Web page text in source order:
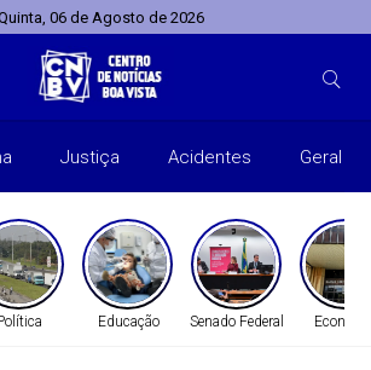
06 de Agosto de 2026
Justiça Acidentes Geral
Educação Senado Federal